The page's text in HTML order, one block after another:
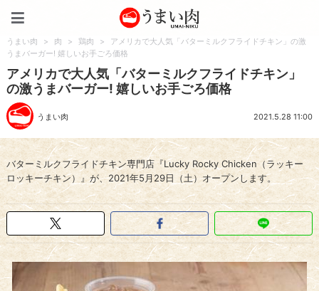
うまい肉 > 肉 > 鶏肉 >
アメリカで大人気「バターミルクフライドチキン」の激
うまバーガー! 嬉しいお手ごろ価格
アメリカで大人気「バターミルクフライドチキン」
の激うまバーガー! 嬉しいお手ごろ価格
うまい肉 2021.5.28 11:00
バターミルクフライドチキン専門店『Lucky Rocky Chicken（ラッキー
ロッキーチキン）』が、2021年5月29日（土）オープンします。